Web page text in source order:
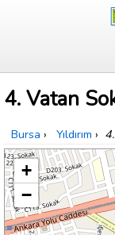
4. Vatan
Bursa › Yıldırım ›
+
−